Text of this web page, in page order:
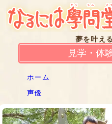
夢を叶え
見学・体
ホーム
声優